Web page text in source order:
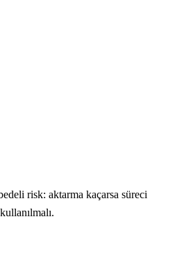
risk: aktarma kaçarsa süreci